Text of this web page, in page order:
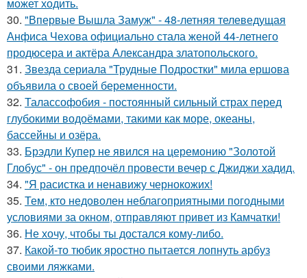
30. "Впервые Вышла Замуж" - 48-летняя телеведущая
Анфиса Чехова официально стала женой 44-летнего
продюсера и актёра Александра златопольского.
31. Звезда сериала "Трудные Подростки" мила ершова
объявила о своей беременности.
32. Талассофобия - постоянный сильный страх перед
глубокими водоёмами, такими как море, океаны,
бассейны и озёра.
33. Брэдли Купер не явился на церемонию "Золотой
Глобус" - он предпочёл провести вечер с Джиджи хадид.
34. "Я расистка и ненавижу чернокожих!
35. Тем, кто недоволен неблагоприятными погодными
условиями за окном, отправляют привет из Камчатки!
36. Не хочу, чтобы ты достался кому-либо.
37. Какой-то тюбик яростно пытается лопнуть арбуз
своими ляжками.